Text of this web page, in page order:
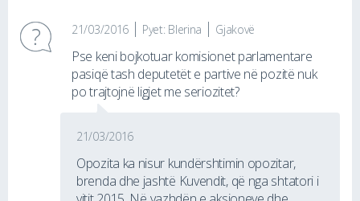
21/03/2016 Pyet: Blerina Gjakovë
Pse keni bojkotuar komisionet parlamentare
pasiqë tash deputetët e partive në pozitë nuk
po trajtojnë ligjet me seriozitet?
21/03/2016
Opozita ka nisur kundërshtimin opozitar,
brenda dhe jashtë Kuvendit, që nga shtatori i